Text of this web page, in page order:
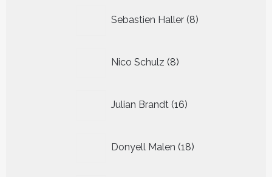
Sebastien Haller 8
producten
Nico Schulz 8
producten
Julian Brandt 16
producten
Donyell Malen 18
producten